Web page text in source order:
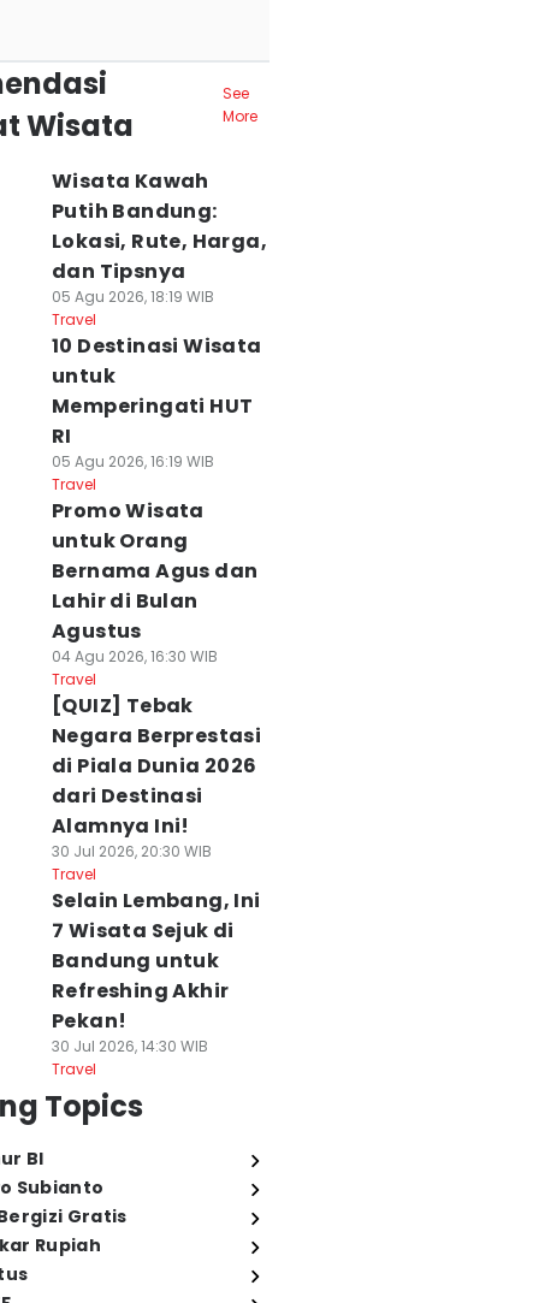
Wisata
See
More
Wisata Kawah
Putih Bandung:
Lokasi, Rute, Harga,
dan Tipsnya
05 Agu 2026, 18:19 WIB
Travel
10 Destinasi Wisata
untuk
Memperingati HUT
RI
05 Agu 2026, 16:19 WIB
Travel
Promo Wisata
untuk Orang
Bernama Agus dan
Lahir di Bulan
Agustus
04 Agu 2026, 16:30 WIB
Travel
[QUIZ] Tebak
Negara Berprestasi
di Piala Dunia 2026
dari Destinasi
Alamnya Ini!
30 Jul 2026, 20:30 WIB
Travel
Selain Lembang, Ini
7 Wisata Sejuk di
Bandung untuk
Refreshing Akhir
Pekan!
30 Jul 2026, 14:30 WIB
Travel
Topics
BI
Subianto
Gratis
Rupiah